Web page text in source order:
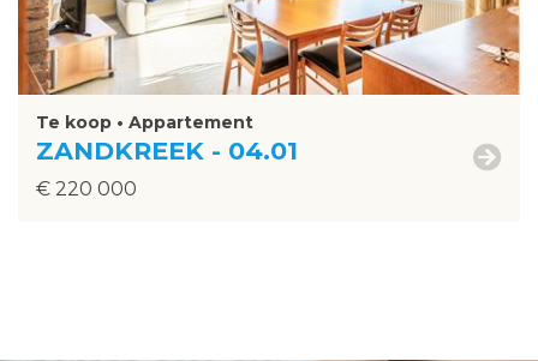
Te koop • Appartement
ZANDKREEK - 04.01
€ 220 000